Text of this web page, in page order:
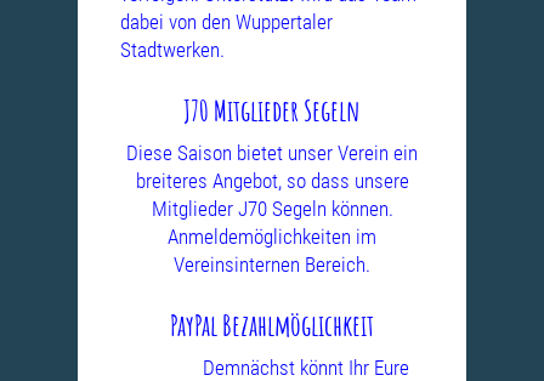
dabei von den Wuppertaler
Stadtwerken.
J70 Mitglieder Segeln
Diese Saison bietet unser Verein ein
breiteres Angebot, so dass unsere
Mitglieder J70 Segeln können.
Anmeldemöglichkeiten im
Vereinsinternen Bereich.
PayPal Bezahlmöglichkeit
Demnächst könnt Ihr Eure